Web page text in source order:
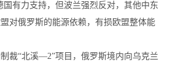
有力支持，但波兰强烈反对，其他中东
对俄罗斯的能源依赖，有损欧盟整体能
“北溪—2”项目，俄罗斯境内向乌克兰